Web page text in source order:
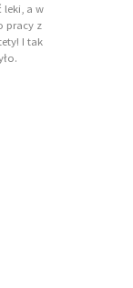
leki, a w
pracy z
I tak